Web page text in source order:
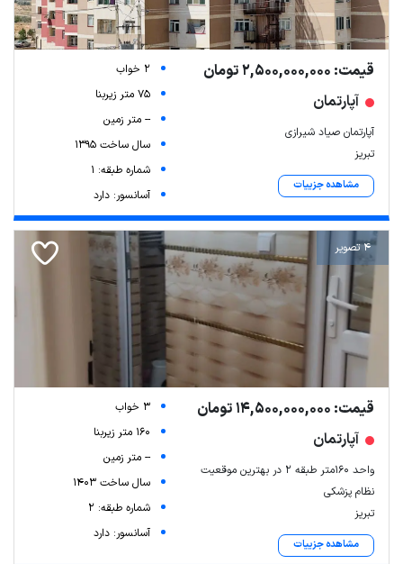
قیمت: 2,500,000,000 تومان
آپارتمان
آپارتمان صیاد شیرازی
تبریز
مشاهده جزییات
2 خواب
75 متر زیربنا
-- متر زمین
سال ساخت 1395
شماره طبقه: 1
آسانسور: دارد
4 تصویر
قیمت: 14,500,000,000 تومان
آپارتمان
واحد 160متر طبقه 2 در بهترین موقعیت
نظام پزشکی
تبریز
مشاهده جزییات
3 خواب
160 متر زیربنا
-- متر زمین
سال ساخت 1403
شماره طبقه: 2
آسانسور: دارد